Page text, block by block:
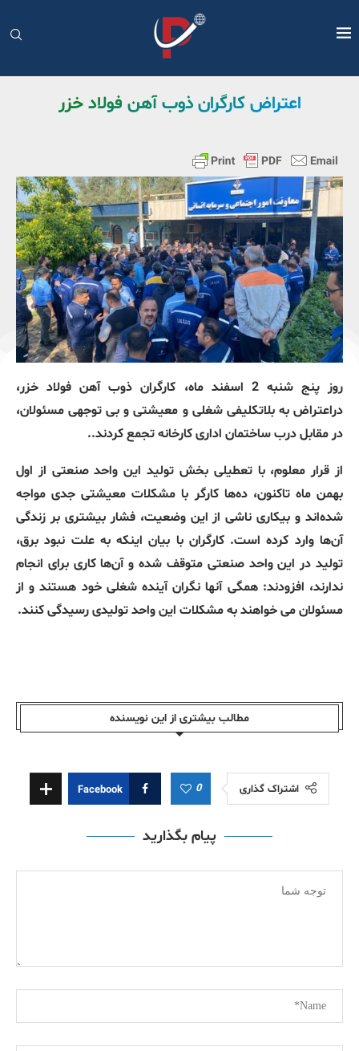
اعتراض کارگران ذوب آهن فولاد خزر
روز پنج شنبه 2 اسفند ماه، کارگران ذوب آهن فولاد خزر،
دراعتراض به بلاتکلیفی شغلی و معیشتی و بی توجهی مسئولان،
در مقابل درب ساختمان اداری کارخانه تجمع کردند..
از قرار معلوم، با تعطیلی بخش تولید این واحد صنعتی از اول
بهمن ماه تاکنون، ده‌ها کارگر با مشکلات معیشتی جدی مواجه
شده‌اند و بیکاری ناشی از این وضعیت، فشار بیشتری بر زندگی
آن‌ها وارد کرده است. کارگران با بیان اینکه به علت نبود برق،
تولید در این واحد صنعتی متوقف شده و آن‌ها کاری برای انجام
ندارند، افزودند: همگی آنها نگران آینده شغلی خود هستند و از
مسئولان می خواهند به مشکلات این واحد تولیدی رسیدگی کنند.
مطالب بیشتری از این نویسندە
اشتراک گذاری 0
Facebook
پیام بگذارید